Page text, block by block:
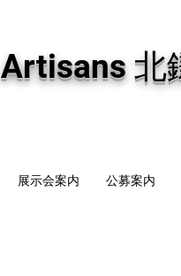
Artisans 北
展示会案内 公募案内